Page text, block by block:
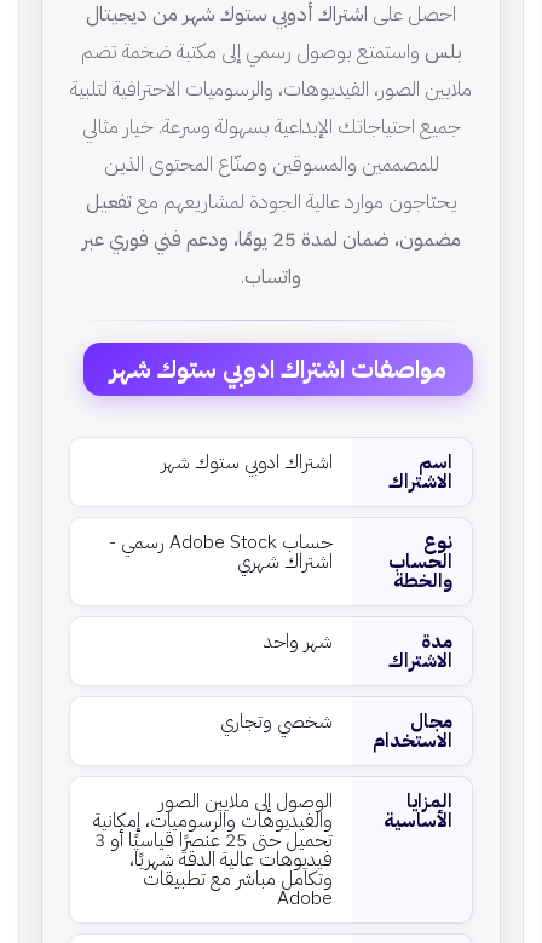
احصل على اشتراك أدوبي ستوك شهر من ديجيتال
بلس واستمتع بوصول رسمي إلى مكتبة ضخمة تضم
ملايين الصور، الفيديوهات، والرسوميات الاحترافية لتلبية
جميع احتياجاتك الإبداعية بسهولة وسرعة. خيار مثالي
للمصممين والمسوقين وصنّاع المحتوى الذين
يحتاجون موارد عالية الجودة لمشاريعهم معتفعيل
مضمون، ضمان لمدة 25 يومًا، ودعم فني فوري عبر
واتساب.
مواصفات اشتراك ادوبي ستوك شهر
اسم
الاشتراك
اشتراك ادوبي ستوك شهر
نوع
الحساب
والخطة
حساب Adobe Stock رسمي -
اشتراك شهري
مدة
الاشتراك
شهر واحد
مجال
الاستخدام
شخصي وتجاري
المزايا
الأساسية
الوصول إلى ملايين الصور
والفيديوهات والرسوميات، إمكانية
تحميل حتى 25 عنصرًا قياسيًا أو 3
فيديوهات عالية الدقة شهريًا،
وتكامل مباشر مع تطبيقات
Adobe